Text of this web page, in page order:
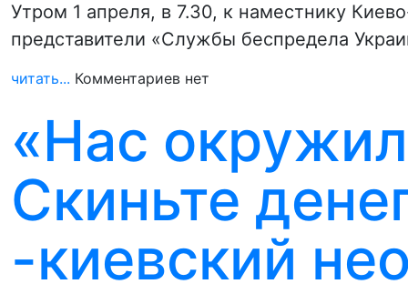
Утром 1 апреля, в 7.30, к наместнику
представители «Службы беспредела
читать... Комментариев нет
«Нас
Скиньте
-киевский